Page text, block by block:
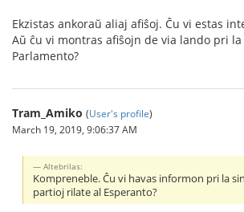
Ekzistas ankoraŭ aliaj afiŝoj. Ĉu vi estas
Aŭ ĉu vi montras afiŝojn de via lando pri la
Parlamento?
Tram_Amiko (User's profile)
March 19, 2019, 9:06:37 AM
Altebrilas:
Kompreneble. Ĉu vi havas informon pri la
partioj rilate al Esperanto?